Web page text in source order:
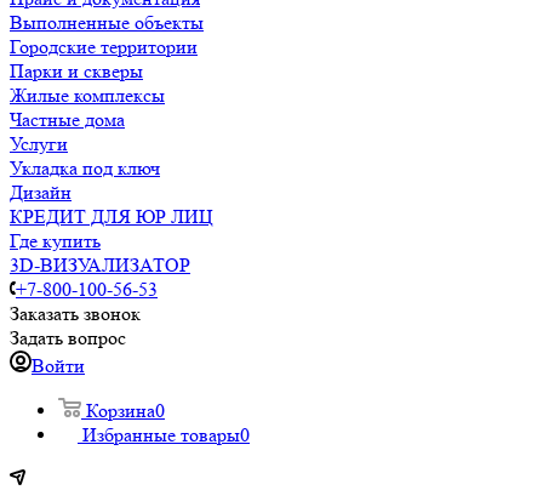
Выполненные объекты
Городские территории
Парки и скверы
Жилые комплексы
Частные дома
Услуги
Укладка под ключ
Дизайн
КРЕДИТ ДЛЯ ЮР ЛИЦ
Где купить
3D-ВИЗУАЛИЗАТОР
+7-800-100-56-53
Заказать звонок
Задать вопрос
Войти
Корзина0
Избранные товары0